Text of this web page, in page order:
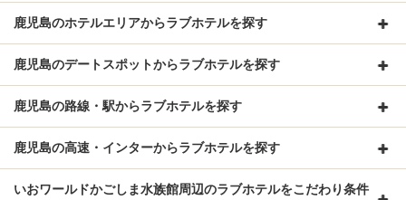
鹿児島のホテルエリアからラブホテルを探す
鹿児島のデートスポットからラブホテルを探す
鹿児島の路線・駅からラブホテルを探す
鹿児島の高速・インターからラブホテルを探す
いおワールドかごしま水族館周辺のラブホテルをこだわり条件